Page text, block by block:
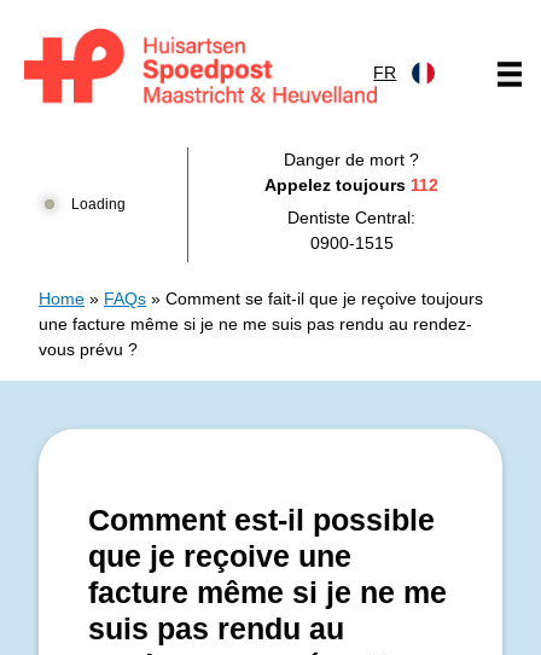
FR
Loading
Danger de mort ?
Appelez toujours 112
Dentiste Central:
0900-1515
Home » FAQs » Comment se fait-il que je reçoive toujours
une facture même si je ne me suis pas rendu au rendez-
vous prévu ?
Comment est-il possible
que je reçoive une
facture même si je ne me
suis pas rendu au